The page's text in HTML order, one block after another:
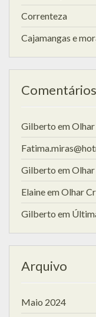
Correnteza
Cajamangas e
Gilberto em
Gilberto em
ElaineemOlhar
Gilberto em
Arquivo
Maio 2024